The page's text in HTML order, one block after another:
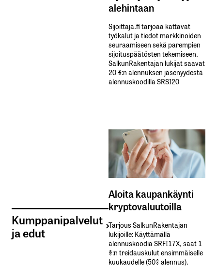
Kumppanipalvelut
ja edut
alehintaan
Sijoittaja.fi tarjoaa kattavat
työkalut ja tiedot markkinoiden
seuraamiseen sekä parempien
sijoituspäätösten tekemiseen.
SalkunRakentajan lukijat saavat
20 %:n alennuksen jäsenyydestä
alennuskoodilla SRSI20
Aloita kaupankäynti
kryptovaluutoilla
Tarjous SalkunRakentajan
lukijoille: Käyttämällä​ ​
alennuskoodia​ ​SRFI17X,​ ​saat​ ​1
%:n treidauskulut​ ​ensimmäiselle​ ​
kuukaudelle​ ​(50%​ ​alennus).